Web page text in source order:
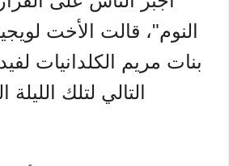
النوم"، قالت الأخت
بنات مريم الكلدانيات
التالي لتلك الليلة